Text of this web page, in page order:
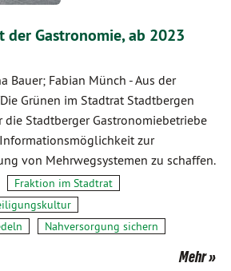
Gastronomie, ab 2023
Bauer; Fabian Münch -Aus der
Grünen im Stadtrat Stadtbergen
die Stadtberger Gastronomiebetriebe
zur
von Mehrwegsystemen zu schaffen.
Fraktion im Stadtrat
Nahversorgung sichern
Mehr